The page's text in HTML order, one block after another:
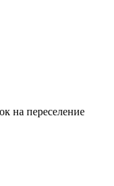
на переселение